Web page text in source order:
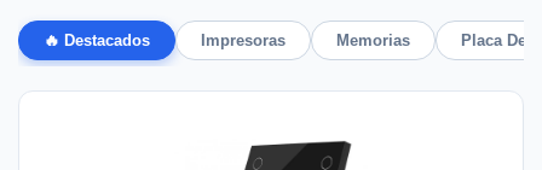
🔥 Destacados Impresoras Memorias Placa De